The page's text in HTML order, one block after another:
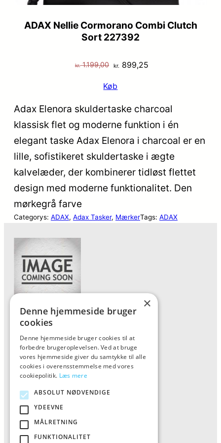
ADAX Nellie Cormorano Combi Clutch
Sort 227392
kr.1.199,00 Den
pris
var:
kr. 899,25Den
Køb
Adax Elenora skuldertaske charcoal
klassisk flet og moderne funktion i én
elegant taske Adax Elenora i charcoal er en
lille, sofistikeret skuldertaske i ægte
kalvelæder, der kombinerer tidløst flettet
design med moderne funktionalitet. Den
mørkegrå farve
Categorys: ADAX, Adax Tasker, MærkerTags: ADAX
Forside
Vis alle produkter
Kontakt
Oversigt artikler
ALFA
Tlf: 7876 8672
Mail:info@al-fa.dk
×
Denne hjemmeside bruger
cookies
Denne hjemmeside bruger cookies til at
forbedre brugeroplevelsen. Ved at bruge
vores hjemmeside giver du samtykke til alle
cookies i overensstemmelse med vores
cookiepolitik. Læs mere
ABSOLUT NØDVENDIGE
YDEEVNE
MÅLRETNING
FUNKTIONALITET